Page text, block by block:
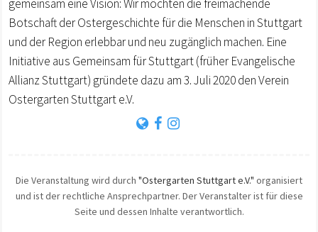
gemeinsam eine Vision: Wir möchten die freimachende
Botschaft der Ostergeschichte für die Menschen in Stuttgart
und der Region erlebbar und neu zugänglich machen. Eine
Initiative aus Gemeinsam für Stuttgart (früher Evangelische
Allianz Stuttgart) gründete dazu am 3. Juli 2020 den Verein
Ostergarten Stuttgart e.V.
Die Veranstaltung wird durch "Ostergarten Stuttgart e.V." organisiert
und ist der rechtliche Ansprechpartner. Der Veranstalter ist für diese
Seite und dessen Inhalte verantwortlich.